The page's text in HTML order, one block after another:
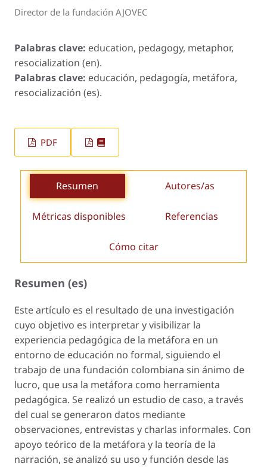
Director de la fundación AJOVEC
Palabras clave: education, pedagogy, metaphor,
resocialization (en).
Palabras clave: educación, pedagogía, metáfora,
resocialización (es).
PDF
Resumen Autores/as
Métricas disponibles Referencias
Cómo citar
Resumen (es)
Este artículo es el resultado de una investigación
cuyo objetivo es interpretar y visibilizar la
experiencia pedagógica de la metáfora en un
entorno de educación no formal, siguiendo el
trabajo de una fundación colombiana sin ánimo de
lucro, que usa la metáfora como herramienta
pedagógica. Se realizó un estudio de caso, a través
del cual se generaron datos mediante
observaciones, entrevistas y charlas informales. Con
apoyo teórico de la metáfora y la teoría de la
narración, se analizó su uso y función desde las